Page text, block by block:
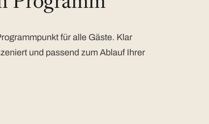
für alle Gäste. Klar
und passend zum Ablauf Ihrer